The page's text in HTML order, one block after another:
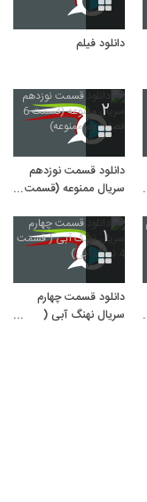
دانلود فیلم
۲
دانلود قسمت نوزدهم
سریال ممنوعه (قسمت 6
۱
دانلود قسمت چهارم
سریال نهنگ آبی (